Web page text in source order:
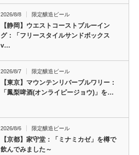
2026/8/8 限定醸造ビール
【静岡】ウエストコーストブルーイン
グ：「フリースタイルサンドボックス
v…
2026/8/7 限定醸造ビール
【東京】マウンテンリバーブルワリー：
「鳳梨啤酒(オンライピージョウ)」を…
2026/8/6 限定醸造ビール
【京都】家守堂：「ミナミカゼ」を樽で
飲んでみました～